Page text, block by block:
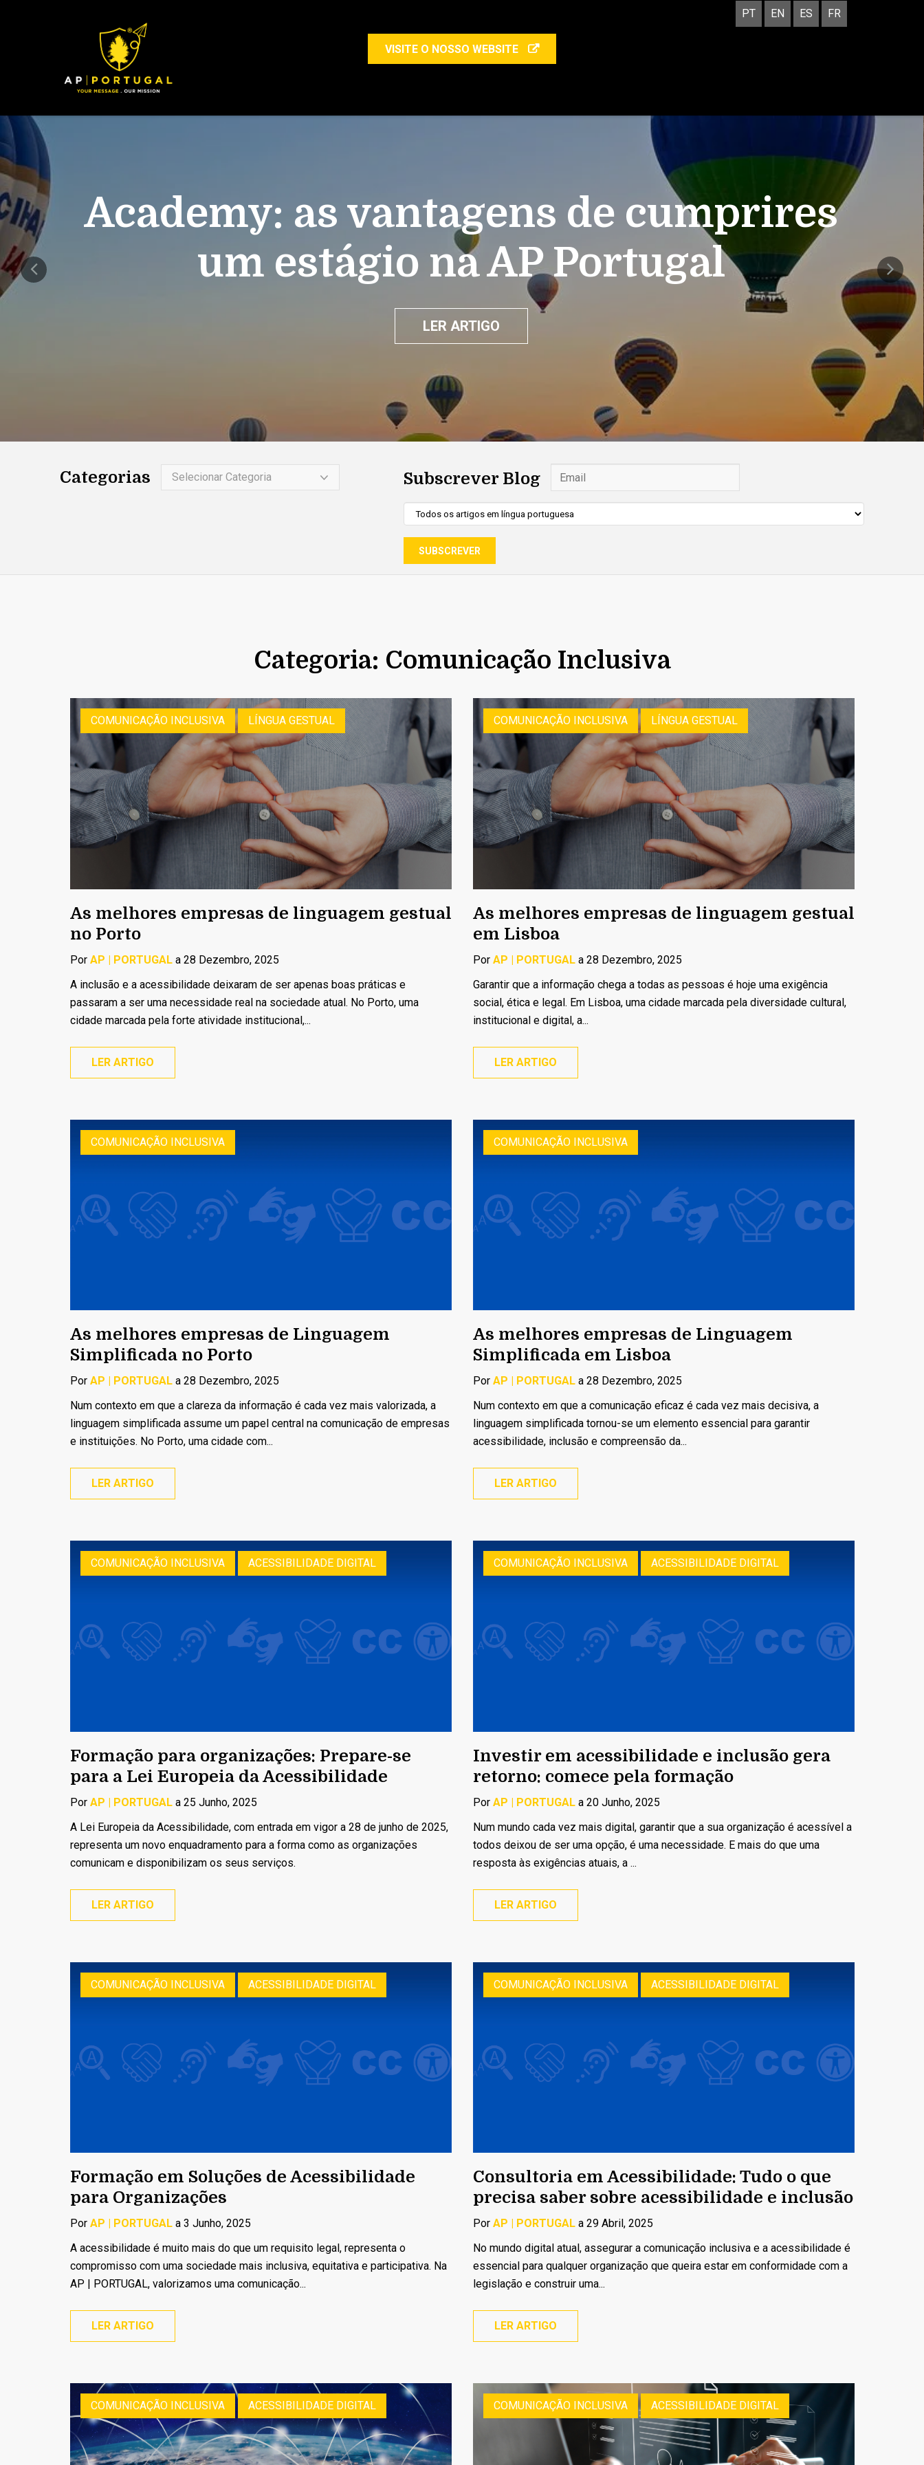
PT EN ES FR
VISITE O NOSSO WEBSITE
Academy: as vantagens de cumprires
um estágio na AP Portugal
LER ARTIGO
Categorias Selecionar Categoria Subscrever Blog
Categoria: Comunicação Inclusiva
COMUNICAÇÃO INCLUSIVA LÍNGUA GESTUAL
As melhores empresas de linguagem gestual
no Porto
Por AP | PORTUGAL a 28 Dezembro, 2025
A inclusão e a acessibilidade deixaram de ser apenas boas práticas e
passaram a ser uma necessidade real na sociedade atual. No Porto, uma
cidade marcada pela forte atividade institucional,...
LER ARTIGO
COMUNICAÇÃO INCLUSIVA LÍNGUA GESTUAL
As melhores empresas de linguagem gestual
em Lisboa
Por AP | PORTUGAL a 28 Dezembro, 2025
Garantir que a informação chega a todas as pessoas é hoje uma exigência
social, ética e legal. Em Lisboa, uma cidade marcada pela diversidade cultural,
institucional e digital, a...
LER ARTIGO
COMUNICAÇÃO INCLUSIVA
As melhores empresas de Linguagem
Simplificada no Porto
Por AP | PORTUGAL a 28 Dezembro, 2025
Num contexto em que a clareza da informação é cada vez mais valorizada, a
linguagem simplificada assume um papel central na comunicação de empresas
e instituições. No Porto, uma cidade com...
LER ARTIGO
COMUNICAÇÃO INCLUSIVA
As melhores empresas de Linguagem
Simplificada em Lisboa
Por AP | PORTUGAL a 28 Dezembro, 2025
Num contexto em que a comunicação eficaz é cada vez mais decisiva, a
linguagem simplificada tornou-se um elemento essencial para garantir
acessibilidade, inclusão e compreensão da...
LER ARTIGO
COMUNICAÇÃO INCLUSIVA ACESSIBILIDADE DIGITAL
Formação para organizações: Prepare-se
para a Lei Europeia da Acessibilidade
Por AP | PORTUGAL a 25 Junho, 2025
A Lei Europeia da Acessibilidade, com entrada em vigor a 28 de junho de 2025,
representa um novo enquadramento para a forma como as organizações
comunicam e disponibilizam os seus serviços.
LER ARTIGO
COMUNICAÇÃO INCLUSIVA ACESSIBILIDADE DIGITAL
Investir em acessibilidade e inclusão gera
retorno: comece pela formação
Por AP | PORTUGAL a 20 Junho, 2025
Num mundo cada vez mais digital, garantir que a sua organização é acessível a
todos deixou de ser uma opção, é uma necessidade. E mais do que uma
resposta às exigências atuais, a ...
LER ARTIGO
COMUNICAÇÃO INCLUSIVA ACESSIBILIDADE DIGITAL
Formação em Soluções de Acessibilidade
para Organizações
Por AP | PORTUGAL a 3 Junho, 2025
A acessibilidade é muito mais do que um requisito legal, representa o
compromisso com uma sociedade mais inclusiva, equitativa e participativa. Na
AP | PORTUGAL, valorizamos uma comunicação...
LER ARTIGO
COMUNICAÇÃO INCLUSIVA ACESSIBILIDADE DIGITAL
Consultoria em Acessibilidade: Tudo o que
precisa saber sobre acessibilidade e inclusão
Por AP | PORTUGAL a 29 Abril, 2025
No mundo digital atual, assegurar a comunicação inclusiva e a acessibilidade é
essencial para qualquer organização que queira estar em conformidade com a
legislação e construir uma...
LER ARTIGO
COMUNICAÇÃO INCLUSIVA ACESSIBILIDADE DIGITAL COMUNICAÇÃO INCLUSIVA ACESSIBILIDADE DIGITAL